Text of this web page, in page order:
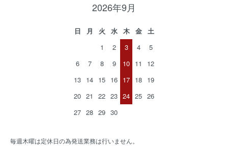
2026年9月
日 月 火 水 木 金
土
1
2 3 4
5
6
7 8 9 10 11
12
13 14 15 16 17 18 19
20 21 22 23 24 25 26
27 28 29 30
毎週木曜は定休日の為発送業務は行いません。